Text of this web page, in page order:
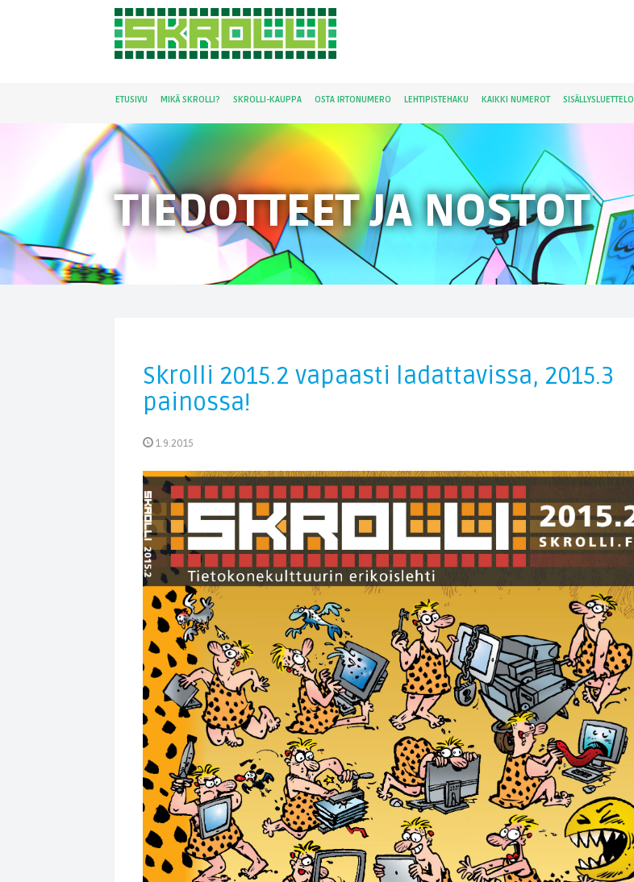
ETUSIVU MIKÄ SKROLLI? SKROLLI-KAUPPA OSTA IRTONUMERO LEHTIPISTEHAKU KAIKKI NUMEROT SISÄLLYSLUETTELO
TIEDOTTEET JA NOSTOT
Skrolli 2015.2 vapaasti ladattavissa, 2015.3
painossa!
1.9.2015